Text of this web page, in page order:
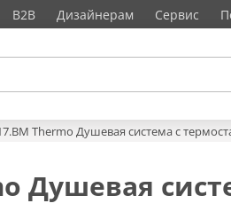
B2B Дизайнерам Сервис
Thermo Душевая система с
Душевая